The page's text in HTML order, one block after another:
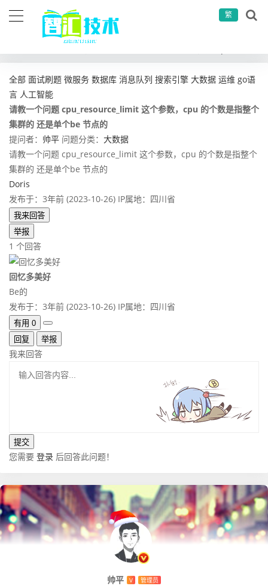
繁
全部 面试刷题 微服务 数据库 消息队列 搜索引擎 大数据 运维 go语
言 人工智能
请教一个问题 cpu_resource_limit 这个参数，cpu 的个数是指整个
集群的 还是单个be 节点的
提问者： 帅平 问题分类： 大数据
请教一个问题 cpu_resource_limit 这个参数，cpu 的个数是指整个
集群的 还是单个be 节点的
Doris
发布于：3年前 (2023-10-26) IP属地：四川省
我来回答
举报
1 个回答
回忆多美好
Be的
发布于：3年前 (2023-10-26) IP属地：四川省
有用 0
回复
举报
我来回答
您需要 登录 后回答此问题！
帅平 V 管理员